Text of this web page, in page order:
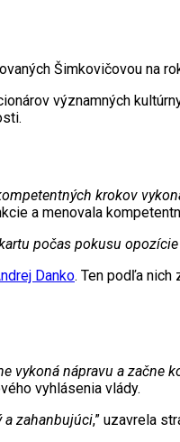
Šimkovičovou na
významných
krokov
a menovala
počas pokusu
Danko. Ten podľa nich
vykoná nápravu a začne
vyhlásenia vlády.
a zahanbujúci,” uzavrela